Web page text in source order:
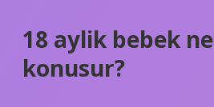
18 aylik bebek
konusur?